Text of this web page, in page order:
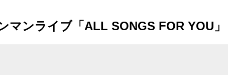
マンライブ「ALL SONGS FOR YOU」